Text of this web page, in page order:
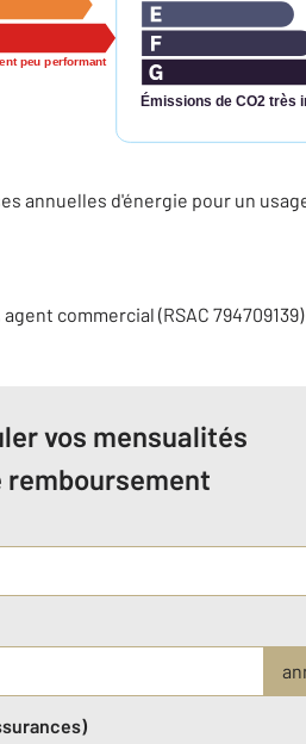
peu performant
Émissions de CO2 très
annuelles d'énergie pour un
agent commercial (RSAC 794709139)
vos mensualités
remboursement